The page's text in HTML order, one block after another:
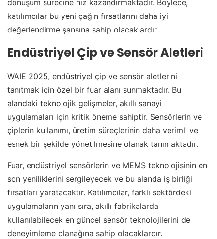
dönüşüm sürecine hız kazandırmaktadır. Böylece,
katılımcılar bu yeni çağın fırsatlarını daha iyi
değerlendirme şansına sahip olacaklardır.
Endüstriyel Çip ve Sensör Aletleri
WAIE 2025, endüstriyel çip ve sensör aletlerini
tanıtmak için özel bir fuar alanı sunmaktadır. Bu
alandaki teknolojik gelişmeler, akıllı sanayi
uygulamaları için kritik öneme sahiptir. Sensörlerin ve
çiplerin kullanımı, üretim süreçlerinin daha verimli ve
esnek bir şekilde yönetilmesine olanak tanımaktadır.
Fuar, endüstriyel sensörlerin ve MEMS teknolojisinin en
son yeniliklerini sergileyecek ve bu alanda iş birliği
fırsatları yaratacaktır. Katılımcılar, farklı sektördeki
uygulamaların yanı sıra, akıllı fabrikalarda
kullanılabilecek en güncel sensör teknolojilerini de
deneyimleme olanağına sahip olacaklardır.